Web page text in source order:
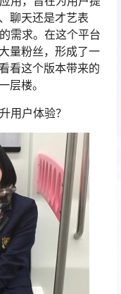
聊天还是才艺表
需求。在这个平台
量粉丝，形成了一
看这个版本带来的
层楼。
用户体验？